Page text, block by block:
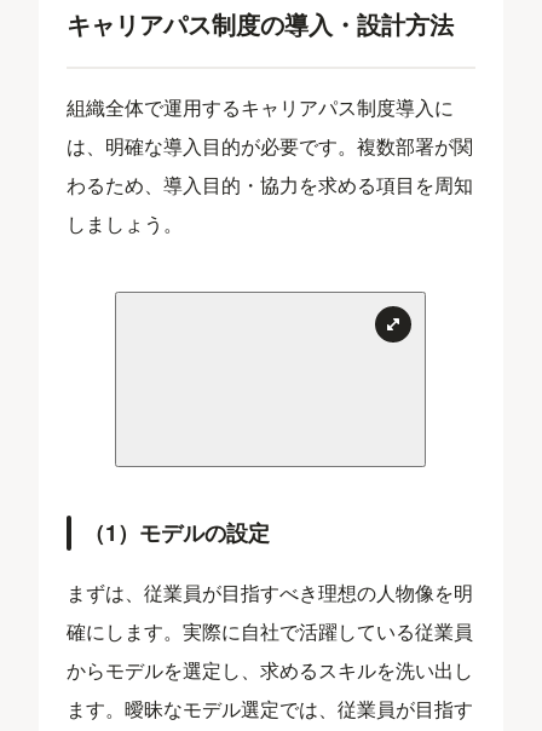
キャリアパス制度の導入・設計方法
組織全体で運用するキャリアパス制度導入に
は、明確な導入目的が必要です。複数部署が関
わるため、導入目的・協力を求める項目を周知
しましょう。
（1）モデルの設定
まずは、従業員が目指すべき理想の人物像を明
確にします。実際に自社で活躍している従業員
からモデルを選定し、求めるスキルを洗い出し
ます。曖昧なモデル選定では、従業員が目指す